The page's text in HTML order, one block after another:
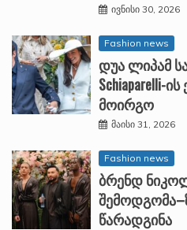
ივნისი 30, 2026
Fashion news
დუა ლიპამ
Schiaparelli-
მოირგო
მაისი 31, 2026
Fashion news
ბრენდ
წარადგინა